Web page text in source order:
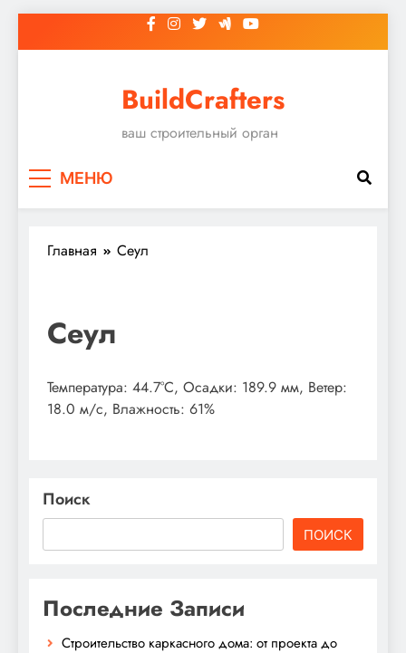
к
BuildCrafters
ваш строительный орган
МЕНЮ
Главная Сеул
Сеул
Температура: 44.7°C, Осадки: 189.9 мм, Ветер:
18.0 м/с, Влажность: 61%
Поиск
ПОИСК
Последние Записи
Строительство каркасного дома: от проекта до